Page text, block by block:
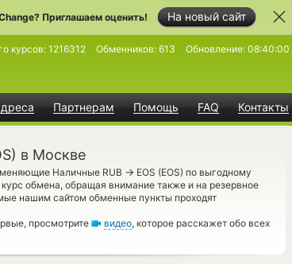
На новый сайт
Приглашаем оценить!
Партнерам Помощь FAQ Контакты
курсов: 1216312 Обменников: 613 Обновление: 08:40:00
в Москве
Наличные RUB → EOS (EOS) по выгодному
обмена, обращая внимание также и на резервное
нашим сайтом обменные пункты проходят
просмотрите
видео, которое расскажет обо всех